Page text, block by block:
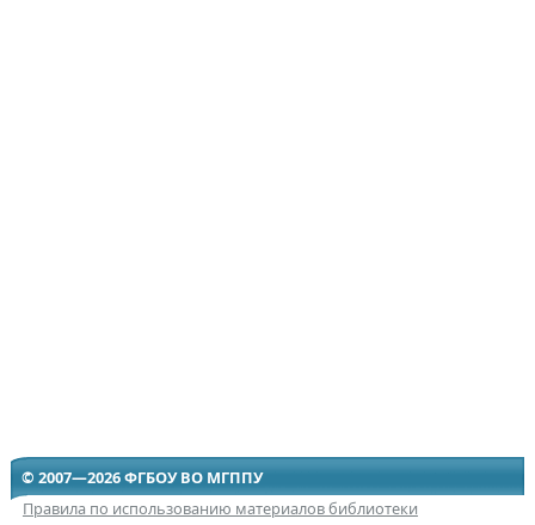
© 2007—2026 ФГБОУ ВО МГППУ
Правила по использованию материалов библиотеки